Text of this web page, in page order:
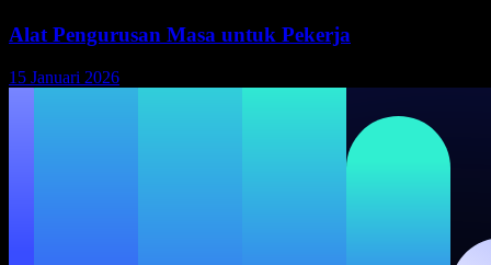
Alat Pengurusan Masa untuk Pekerja
15 Januari 2026